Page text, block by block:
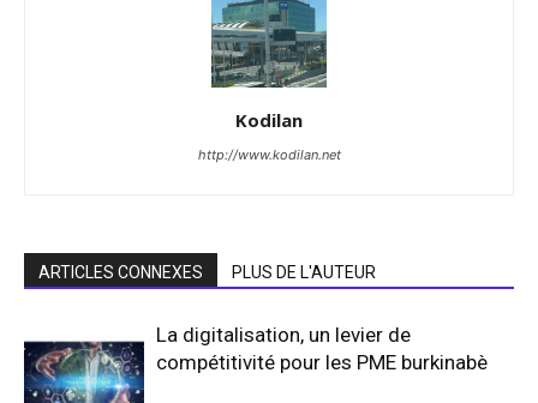
Kodilan
http://www.kodilan.net
ARTICLES CONNEXES PLUS DE L'AUTEUR
La digitalisation, un levier de
compétitivité pour les PME burkinabè